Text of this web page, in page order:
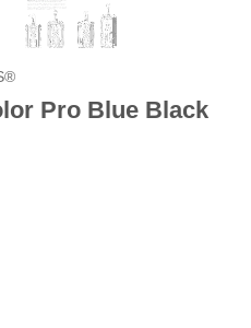
Pro Blue Black